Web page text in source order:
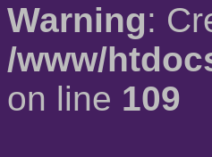
Warning:
/www/
on line 109